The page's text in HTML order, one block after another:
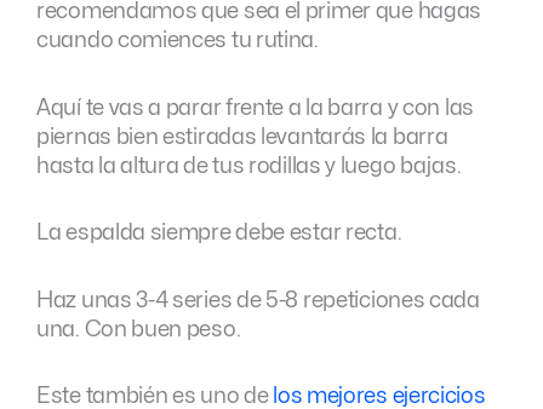
recomendamos que sea el primer que hagas
cuando comiences tu rutina.
Aquí te vas a parar frente a la barra y con las
piernas bien estiradas levantarás la barra
hasta la altura de tus rodillas y luego bajas.
La espalda siempre debe estar recta.
Haz unas 3-4 series de 5-8 repeticiones cada
una. Con buen peso.
Este también es uno de los mejores ejercicios